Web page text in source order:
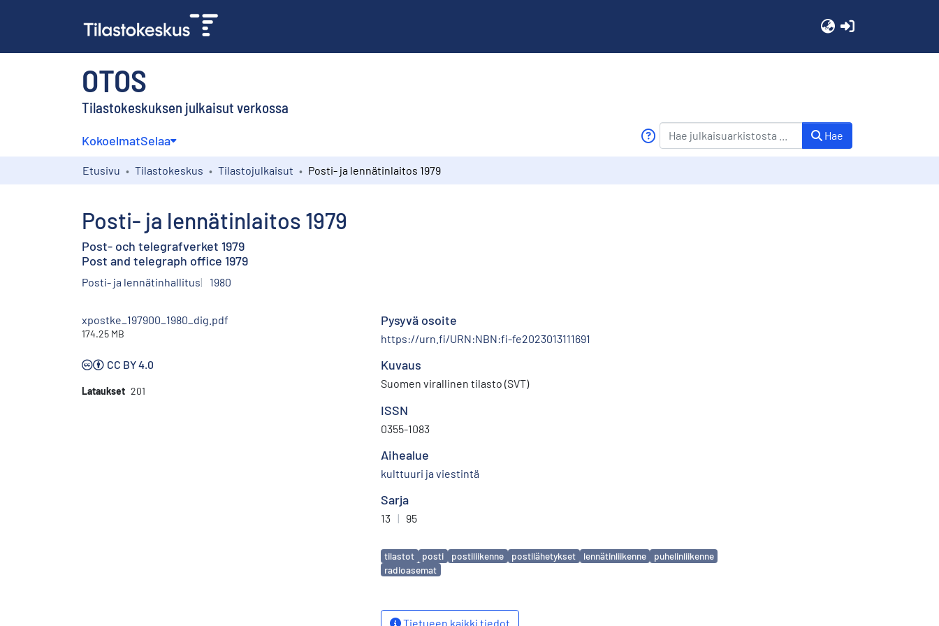
OTOS
Tilastokeskuksen julkaisut verkossa
KokoelmatSelaa Hae
Etusivu Tilastokeskus Tilastojulkaisut Posti- ja lennätinlaitos 1979
Posti- ja lennätinlaitos 1979
Post- och telegrafverket 1979
Post and telegraph office 1979
Posti- ja lennätinhallitus 1980
xpostke_197900_1980_dig.pdf
174.25 MB
CC BY 4.0
Lataukset 201
Pysyvä osoite
https://urn.fi/URN:NBN:fi-fe2023013111691
Kuvaus
Suomen virallinen tilasto (SVT)
ISSN
0355-1083
Aihealue
kulttuuri ja viestintä
Sarja
13 | 95
Avainsanat
tilastot posti postiliikenne postilähetykset lennätinliikenne
puhelinliikenne
radioasemat
Tietueen kaikki tiedot